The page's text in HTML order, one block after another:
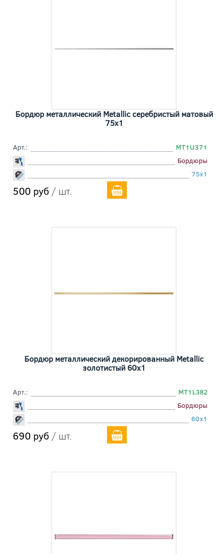
Бордюр металлический Metallic серебристый матовый
75x1
Арт.:
MT1U371
Бордюры
75x1
500 руб / шт.
Бордюр металлический декорированный Metallic
золотистый 60x1
Арт.:
MT1L382
Бордюры
60x1
690 руб / шт.